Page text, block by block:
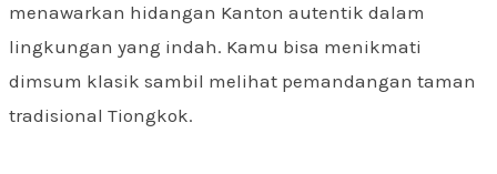
menawarkan hidangan Kanton autentik dalam
lingkungan yang indah. Kamu bisa menikmati
dimsum klasik sambil melihat pemandangan taman
tradisional Tiongkok.